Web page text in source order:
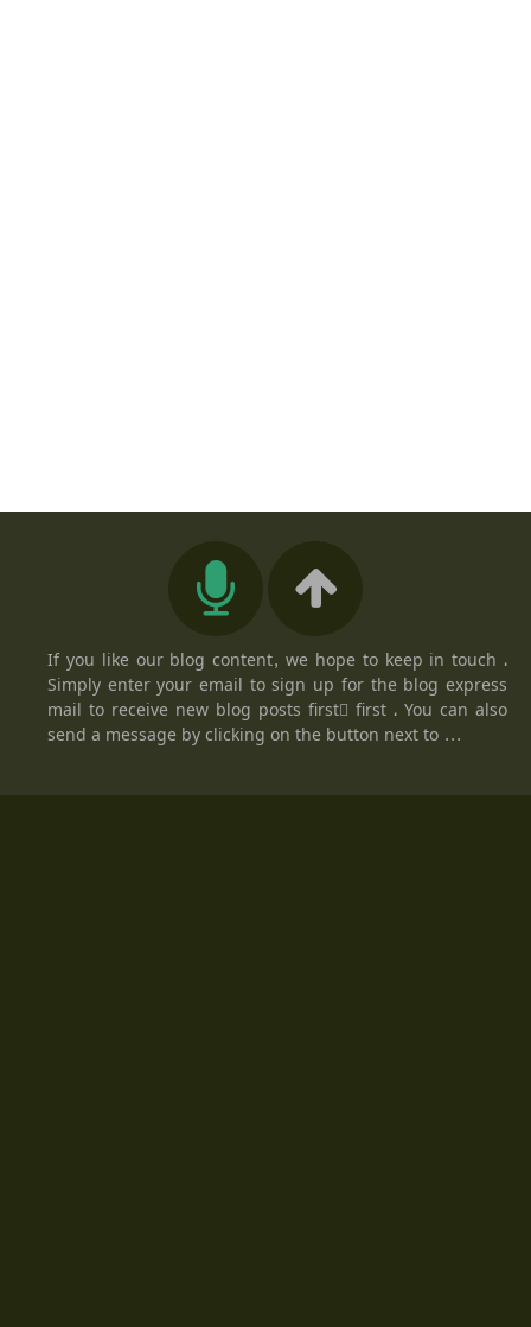
If you like our blog content, we hope to keep in touch ،
Simply enter your email to sign up for the blog express
mail to receive new blog posts firstً first ، You can also
send a message by clicking on the button next to ...